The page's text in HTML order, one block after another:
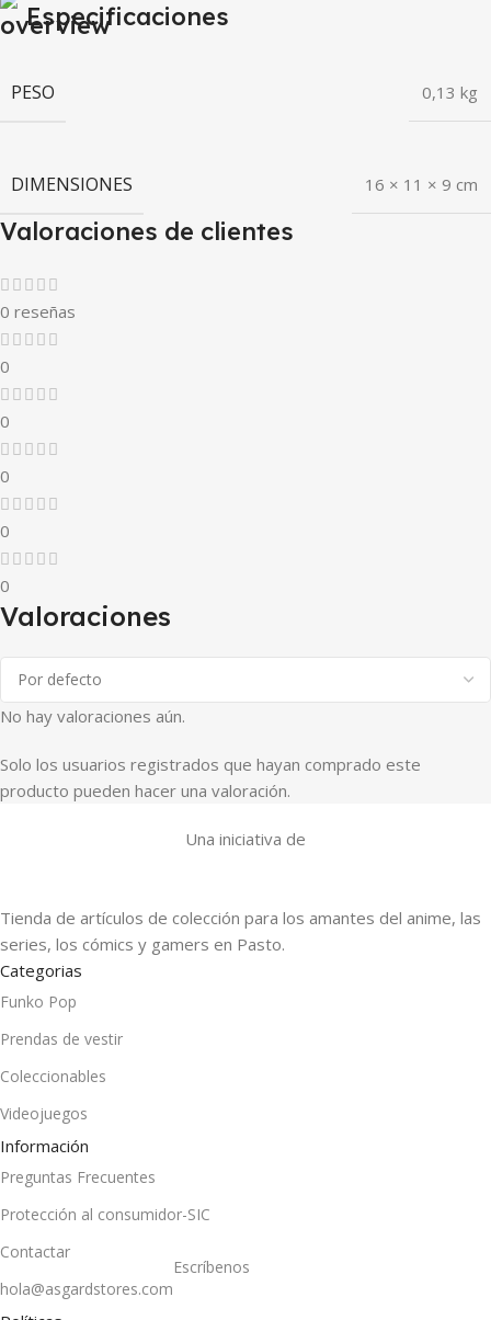
Especificaciones
PESO 0,13 kg
DIMENSIONES 16 × 11 × 9 cm
Valoraciones de clientes
0 reseñas
0
0
0
0
0
Valoraciones
No hay valoraciones aún.
Solo los usuarios registrados que hayan comprado este
producto pueden hacer una valoración.
Una iniciativa de
Tienda de artículos de colección para los amantes del anime, las
series, los cómics y gamers en Pasto.
Categorias
Funko Pop
Prendas de vestir
Coleccionables
Videojuegos
Información
Preguntas Frecuentes
Protección al consumidor-SIC
Contactar
hola@asgardstores.com
Escríbenos